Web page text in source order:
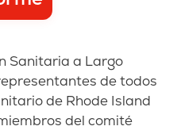
Sanitaria a Largo
de todos
de Rhode Island
del comité